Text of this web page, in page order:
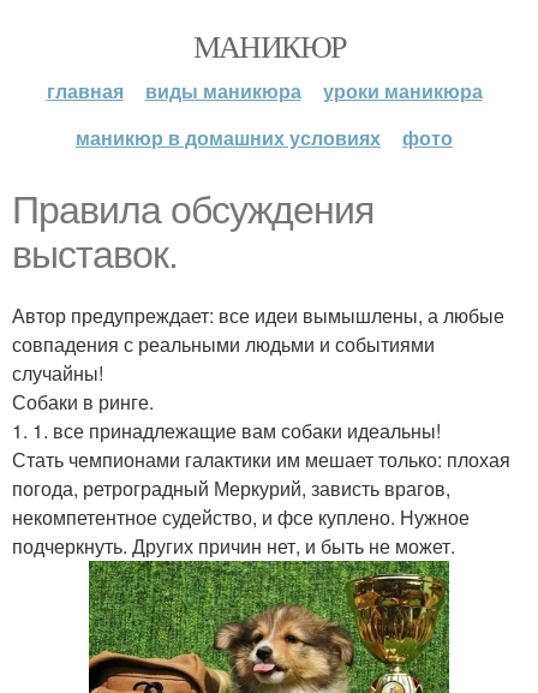
МАНИКЮР
главная виды маникюра
уроки маникюра
маникюр в домашних условиях
фото
Правила обсуждения
выставок.
Автор предупреждает: все идеи вымышлены, а любые
совпадения с реальными людьми и событиями
случайны!
Собаки в ринге.
1. 1. все принадлежащие вам собаки идеальны!
Стать чемпионами галактики им мешает только: плохая
погода, ретроградный Меркурий, зависть врагов,
некомпетентное судейство, и фсе куплено. Нужное
подчеркнуть. Других причин нет, и быть не может.